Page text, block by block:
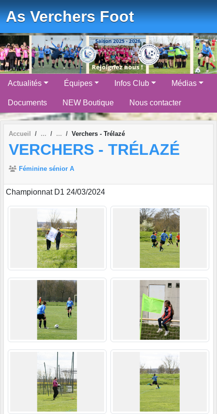
As Verchers Foot
Actualités Équipes Infos Club Médias
Documents NEW Boutique Nous contacter
Accueil Verchers - Trélazé
VERCHERS - TRÉLAZÉ
Féminine sénior A
Championnat D1 24/03/2024